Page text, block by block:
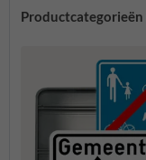
Productcategorieën